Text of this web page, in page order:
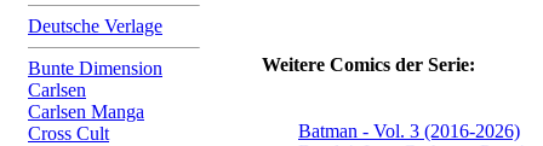
Deutsche Verlage
Bunte Dimension
Carlsen
Carlsen Manga
Cross Cult
Weitere Comics der Serie:
Batman - Vol. 3 (2016-2026)